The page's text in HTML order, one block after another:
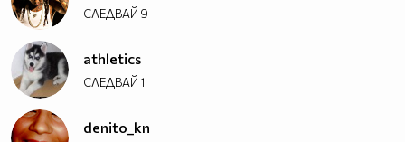
СЛЕДВАЙ 9
athletics
СЛЕДВАЙ1
denito_kn